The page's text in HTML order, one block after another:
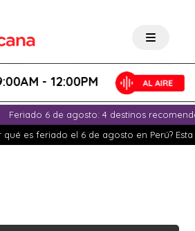
- 12:00PM
Feriado 6 de agosto: 4 destinos
qué es feriado el 6 de agosto en Perú?